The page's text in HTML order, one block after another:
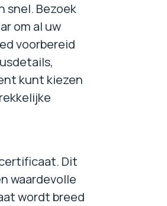
snel. Bezoek
om al uw
voorbereid
kunt kiezen
Dit
waardevolle
wordt breed